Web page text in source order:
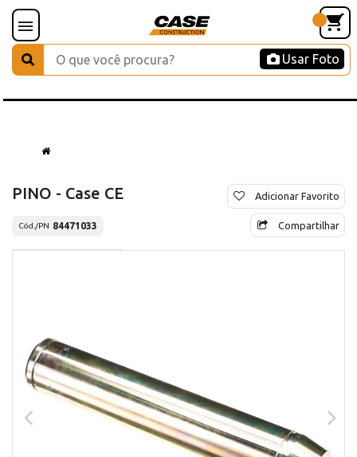
Usar Foto
PINO - Case CE
Cód./PN 84471033
Adicionar Favorito
Compartilhar